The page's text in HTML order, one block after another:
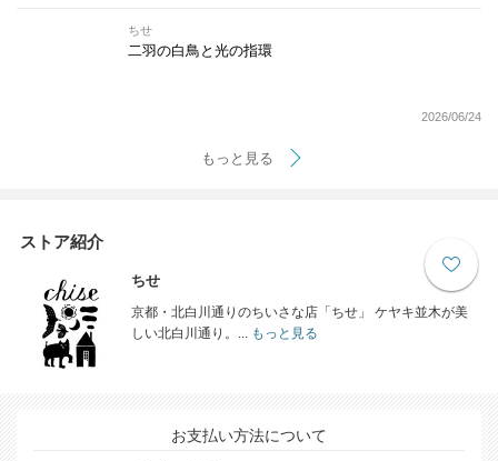
ちせ
二羽の白鳥と光の指環
2026/06/24
もっと見る
ストア紹介
ちせ
京都・北白川通りのちいさな店「ちせ」 ケヤキ並木が美
しい北白川通り。...もっと見る
お支払い方法について